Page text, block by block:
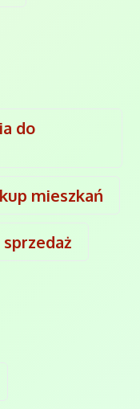
do
mieszkań
sprzedaż